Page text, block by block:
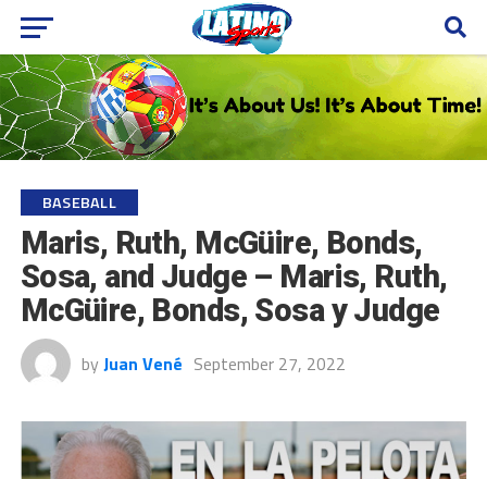
BASEBALL
Maris, Ruth, McGüire, Bonds,
Sosa, and Judge – Maris, Ruth,
McGüire, Bonds, Sosa y Judge
by Juan Vené September 27, 2022